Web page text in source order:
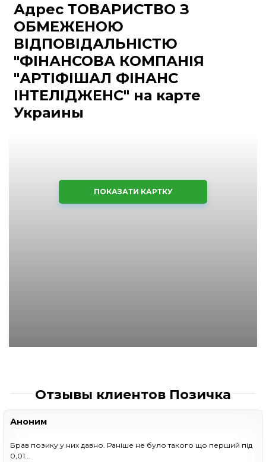
Адрес ТОВАРИСТВО З
ОБМЕЖЕНОЮ
ВІДПОВІДАЛЬНІСТЮ
"ФІНАНСОВА КОМПАНІЯ
"АРТІФІШАЛ ФІНАНС
ІНТЕЛІДЖЕНС" на карте
Украины
ПОКАЗАТИ КАРТКУ
Отзывы клиентов Позичка
Аноним
Брав позику у них давно. Раніше не було такого що перший під
0,01...